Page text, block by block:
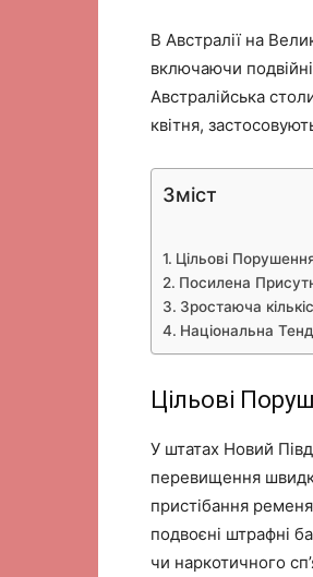
В Австралії на
включаючи
Австралійська
квітня,
Зміст
Цільові
Посилена
Зростаюча
Національна
Цільові
У штатах Новий
перевищення
пристібання
подвоєні штрафні
чи наркотичного